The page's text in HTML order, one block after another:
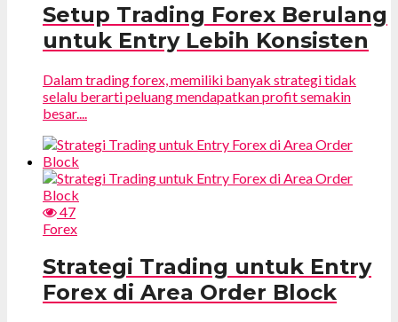
Setup Trading Forex Berulang
untuk Entry Lebih Konsisten
Dalam trading forex, memiliki banyak strategi tidak
selalu berarti peluang mendapatkan profit semakin
besar....
47
Forex
Strategi Trading untuk Entry
Forex di Area Order Block